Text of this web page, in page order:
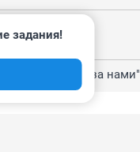
Корею.
будет далеко за нами"
задания!